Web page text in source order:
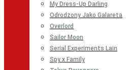
My Dress-Up Darling
Odrodzony Jako Galareta
Overlord
Sailor Moon
Serial Experiments Lain
Spy x Family